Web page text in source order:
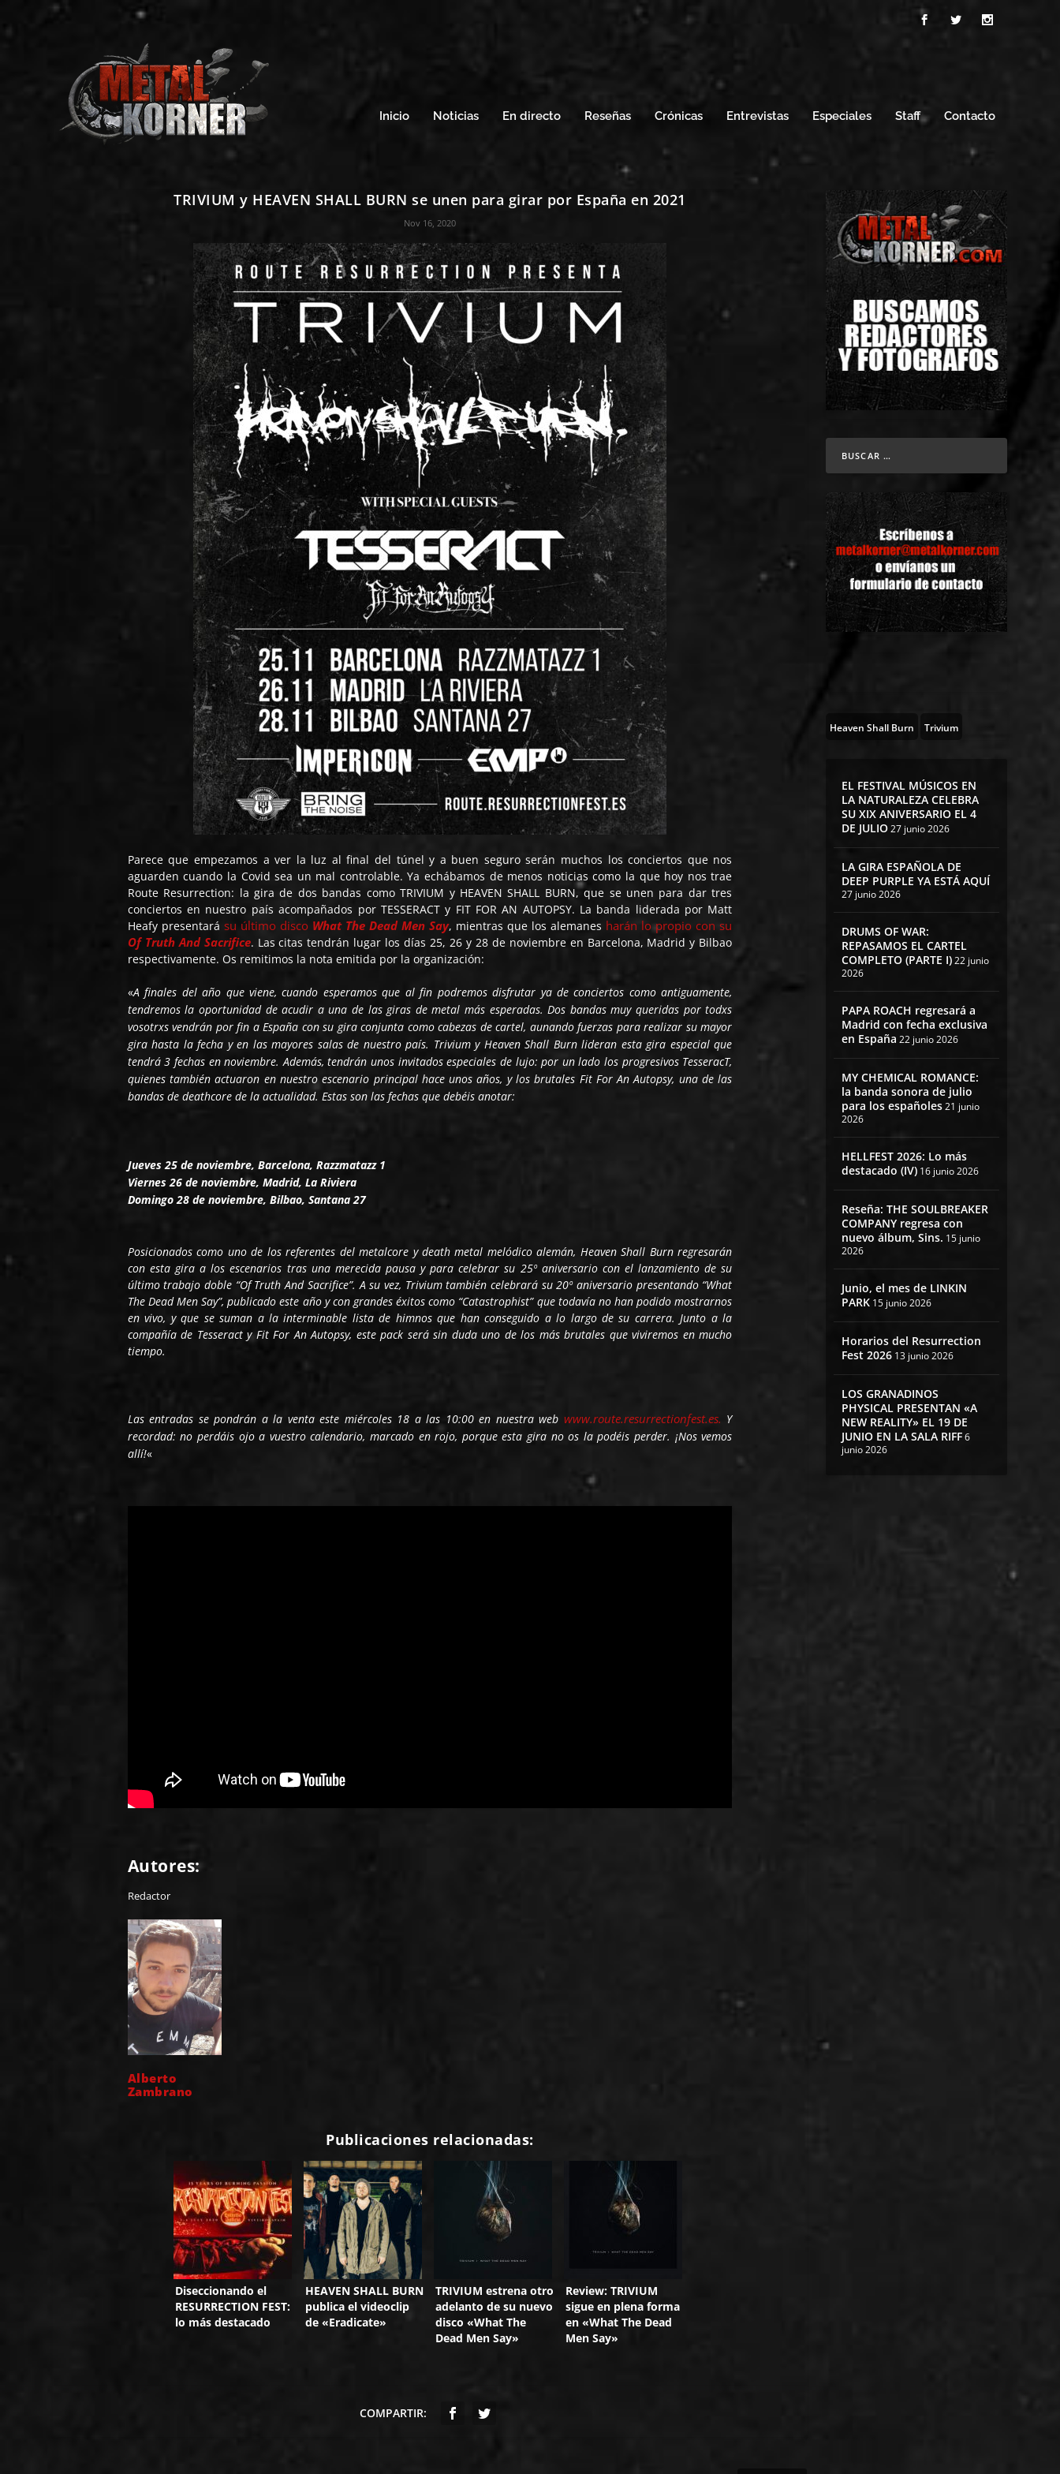
Inicio Noticias En directo Reseñas Crónicas Entrevistas Especiales Staff Contacto
TRIVIUM y HEAVEN SHALL BURN se unen para girar por España en 2021
Nov 16, 2020
Parece que empezamos a ver la luz al final del túnel y a buen seguro serán muchos los conciertos que nos
aguarden cuando la Covid sea un mal controlable. Ya echábamos de menos noticias como la que hoy nos trae
Route Resurrection: la gira de dos bandas como TRIVIUM y HEAVEN SHALL BURN, que se unen para dar tres
conciertos en nuestro país acompañados por TESSERACT y FIT FOR AN AUTOPSY. La banda liderada por Matt
Heafy presentará su último disco What The Dead Men Say, mientras que los alemanes harán lo propio con su
Of Truth And Sacrifice. Las citas tendrán lugar los días 25, 26 y 28 de noviembre en Barcelona, Madrid y Bilbao
respectivamente. Os remitimos la nota emitida por la organización:
«A finales del año que viene, cuando esperamos que al fin podremos disfrutar ya de conciertos como antiguamente,
tendremos la oportunidad de acudir a una de las giras de metal más esperadas. Dos bandas muy queridas por todxs
vosotrxs vendrán por fin a España con su gira conjunta como cabezas de cartel, aunando fuerzas para realizar su mayor
gira hasta la fecha y en las mayores salas de nuestro país. Trivium y Heaven Shall Burn lideran esta gira especial que
tendrá 3 fechas en noviembre. Además, tendrán unos invitados especiales de lujo: por un lado los progresivos TesseracT,
quienes también actuaron en nuestro escenario principal hace unos años, y los brutales Fit For An Autopsy, una de las
bandas de deathcore de la actualidad. Estas son las fechas que debéis anotar:
Jueves 25 de noviembre, Barcelona, Razzmatazz 1
Viernes 26 de noviembre, Madrid, La Riviera
Domingo 28 de noviembre, Bilbao, Santana 27
Posicionados como uno de los referentes del metalcore y death metal melódico alemán, Heaven Shall Burn regresarán
con esta gira a los escenarios tras una merecida pausa y para celebrar su 25º aniversario con el lanzamiento de su
último trabajo doble “Of Truth And Sacrifice”. A su vez, Trivium también celebrará su 20º aniversario presentando “What
The Dead Men Say”, publicado este año y con grandes éxitos como “Catastrophist” que todavía no han podido mostrarnos
en vivo, y que se suman a la interminable lista de himnos que han conseguido a lo largo de su carrera. Junto a la
compañía de Tesseract y Fit For An Autopsy, este pack será sin duda uno de los más brutales que viviremos en mucho
tiempo.
Las entradas se pondrán a la venta este miércoles 18 a las 10:00 en nuestra web www.route.resurrectionfest.es. Y
recordad: no perdáis ojo a vuestro calendario, marcado en rojo, porque esta gira no os la podéis perder. ¡Nos vemos
allí!«
Autores:
Redactor
Alberto
Zambrano
Publicaciones relacionadas:
Diseccionando el
RESURRECTION FEST:
lo más destacado
HEAVEN SHALL BURN
publica el videoclip
de «Eradicate»
TRIVIUM estrena otro
adelanto de su nuevo
disco «What The
Dead Men Say»
Review: TRIVIUM
sigue en plena forma
en «What The Dead
Men Say»
COMPARTIR:
Heaven Shall Burn Trivium
EL FESTIVAL MÚSICOS EN
LA NATURALEZA CELEBRA
SU XIX ANIVERSARIO EL 4
DE JULIO27 junio 2026
LA GIRA ESPAÑOLA DE
DEEP PURPLE YA ESTÁ AQUÍ
27 junio 2026
DRUMS OF WAR:
REPASAMOS EL CARTEL
COMPLETO (PARTE I)22 junio
2026
PAPA ROACH regresará a
Madrid con fecha exclusiva
en España 22 junio 2026
MY CHEMICAL ROMANCE:
la banda sonora de julio
para los españoles21 junio
2026
HELLFEST 2026: Lo más
destacado (IV) 16 junio 2026
Reseña: THE SOULBREAKER
COMPANY regresa con
nuevo álbum, Sins. 15 junio
2026
Junio, el mes de LINKIN
PARK 15 junio 2026
Horarios del Resurrection
Fest 2026 13 junio 2026
LOS GRANADINOS
PHYSICAL PRESENTAN «A
NEW REALITY» EL 19 DE
JUNIO EN LA SALA RIFF6
junio 2026